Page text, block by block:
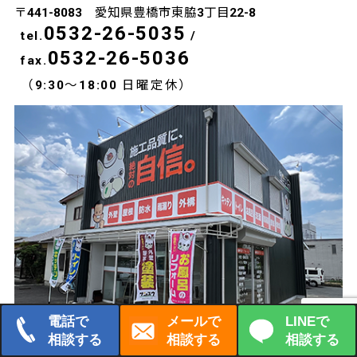
〒441-8083 愛知県豊橋市東脇3丁目22-8
tel. 0532-26-5035 /
fax. 0532-26-5036
（9:30～18:00 日曜定休）
電話で
相談する
メールで
相談する
LINEで
相談する